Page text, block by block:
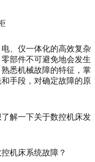
、仪一体化的高效复杂
部件不可避免地会发生
悉机械故障的特征，掌
手段，对确定故障的原
解一下关于数控机床发
机床系统故障？